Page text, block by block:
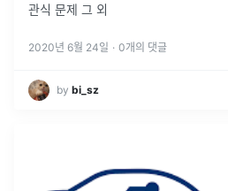
관식 문제 그 외
2020년 6월 24일 · 0개의 댓글
by bi_sz